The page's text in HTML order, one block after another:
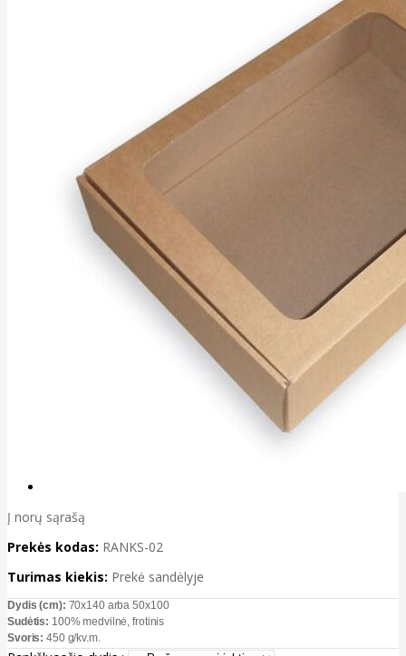
Į norų sąrašą
Prekės kodas: RANKS-02
Turimas kiekis: Prekė sandėlyje
Dydis (cm): 70x140 arba 50x100
Sudėtis: 100% medvilnė, frotinis
Svoris: 450 g/kv.m.